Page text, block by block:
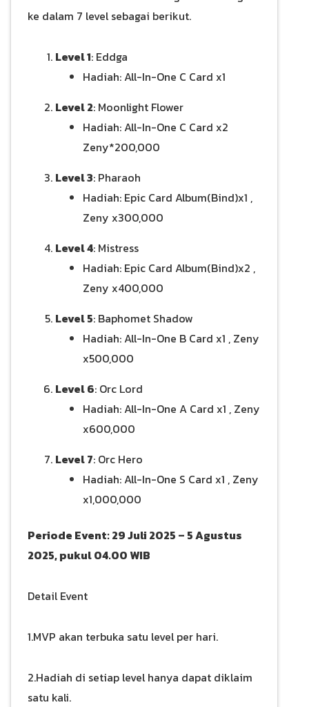
ke dalam 7 level sebagai berikut.
Level 1: Eddga
Hadiah: All-In-One C Card x1
Level 2: Moonlight Flower
Hadiah: All-In-One C Card x2
Zeny*200,000
Level 3: Pharaoh
Hadiah: Epic Card Album(Bind)x1 ,
Zeny x300,000
Level 4: Mistress
Hadiah: Epic Card Album(Bind)x2 ,
Zeny x400,000
Level 5: Baphomet Shadow
Hadiah: All-In-One B Card x1 , Zeny
x500,000
Level 6: Orc Lord
Hadiah: All-In-One A Card x1 , Zeny
x600,000
Level 7: Orc Hero
Hadiah: All-In-One S Card x1 , Zeny
x1,000,000
Periode Event: 29 Juli 2025 – 5 Agustus
2025, pukul 04.00 WIB
Detail Event
1.MVP akan terbuka satu level per hari.
2.Hadiah di setiap level hanya dapat diklaim
satu kali.